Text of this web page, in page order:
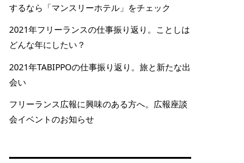
するなら「マンスリーホテル」をチェック
2021年フリーランスの仕事振り返り。ことしは
どんな年にしたい？
2021年TABIPPOの仕事振り返り。旅と新たな出
会い
フリーランス広報に興味のある方へ。広報座談
会イベントのお知らせ